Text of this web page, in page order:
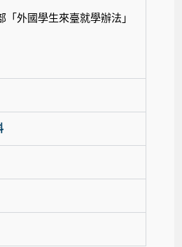
外國學生來臺就學辦法」